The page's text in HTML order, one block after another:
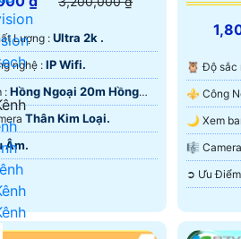
Lượng : Ultra 2k .
🤖️ Tích hợp công nghệ : IP Wifi.
❂ Xem ban đêm : Hồng Ngoại 20m Hồng
Thân Kim Loại.
Âm.
🦉 Độ
Ngoại
🎼️